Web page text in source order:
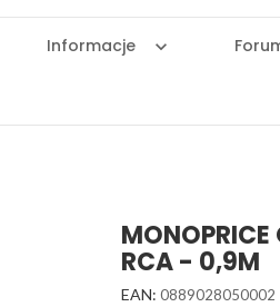
Informacje keyboard_arrow_down
MONOPRICE
RCA - 0,9M
EAN: 0889028050002